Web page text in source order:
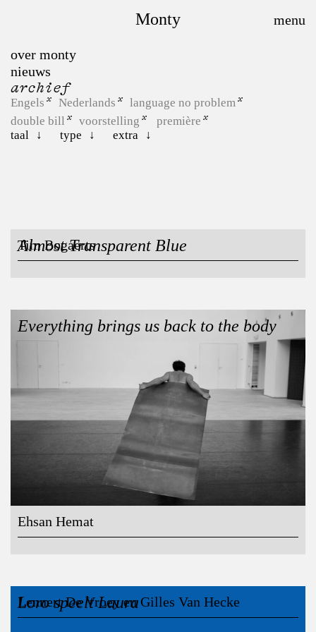
Monty
over monty
nieuws
archief
Engels Nederlands
language no problem
double bill
voorstelling
première
taal
type extra
Almost Transparent Blue
Tim Bogaerts
Everything brings us back to the body
Ehsan Hemat
Loro speelt Laura
Lennert De Vroey en Gilles Van Hecke